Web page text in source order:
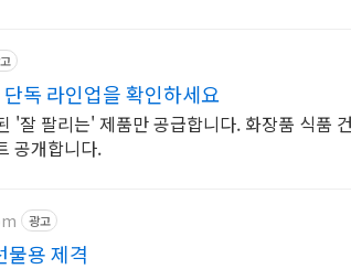
독 라인업을 확인하세요
'잘 팔리는' 제품만 공급합니다. 화장품 식품
공개합니다.
광고
물용 제격